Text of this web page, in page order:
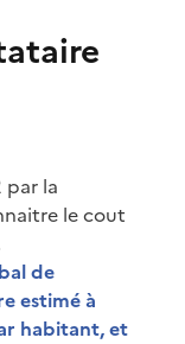
par la
le cout
de
estimé à
habitant, et